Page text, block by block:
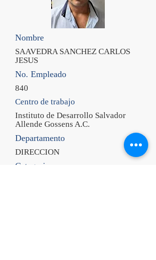
Nombre
SAAVEDRA SANCHEZ CARLOS
JESUS
No. Empleado
840
Centro de trabajo
Instituto de Desarrollo Salvador
Allende Gossens A.C.
Departamento
DIRECCION
Categoria